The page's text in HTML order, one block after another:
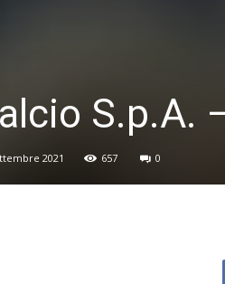
S.p.A.
2021 657 0